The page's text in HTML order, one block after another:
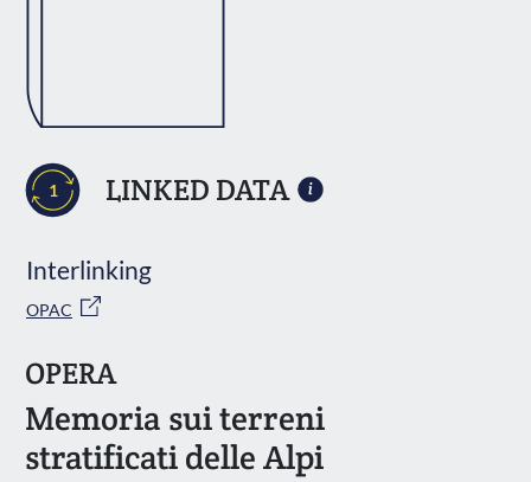
1 LINKED DATA
Interlinking
OPAC
OPERA
Memoria sui terreni
stratificati delle Alpi